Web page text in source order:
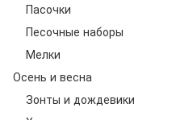
Пасочки
Песочные наборы
Мелки
Осень и весна
Зонты и дождевики